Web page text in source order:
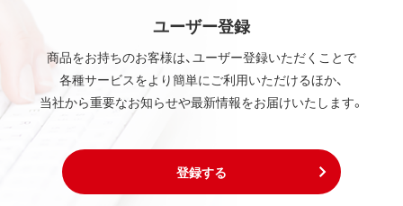
ユーザー登録
商品をお持ちのお客様は、ユーザー登録いただくことで
各種サービスをより簡単にご利用いただけるほか、
当社から重要なお知らせや最新情報をお届けいたします。
登録する